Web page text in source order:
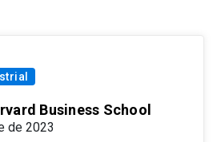
Business School
de 2023